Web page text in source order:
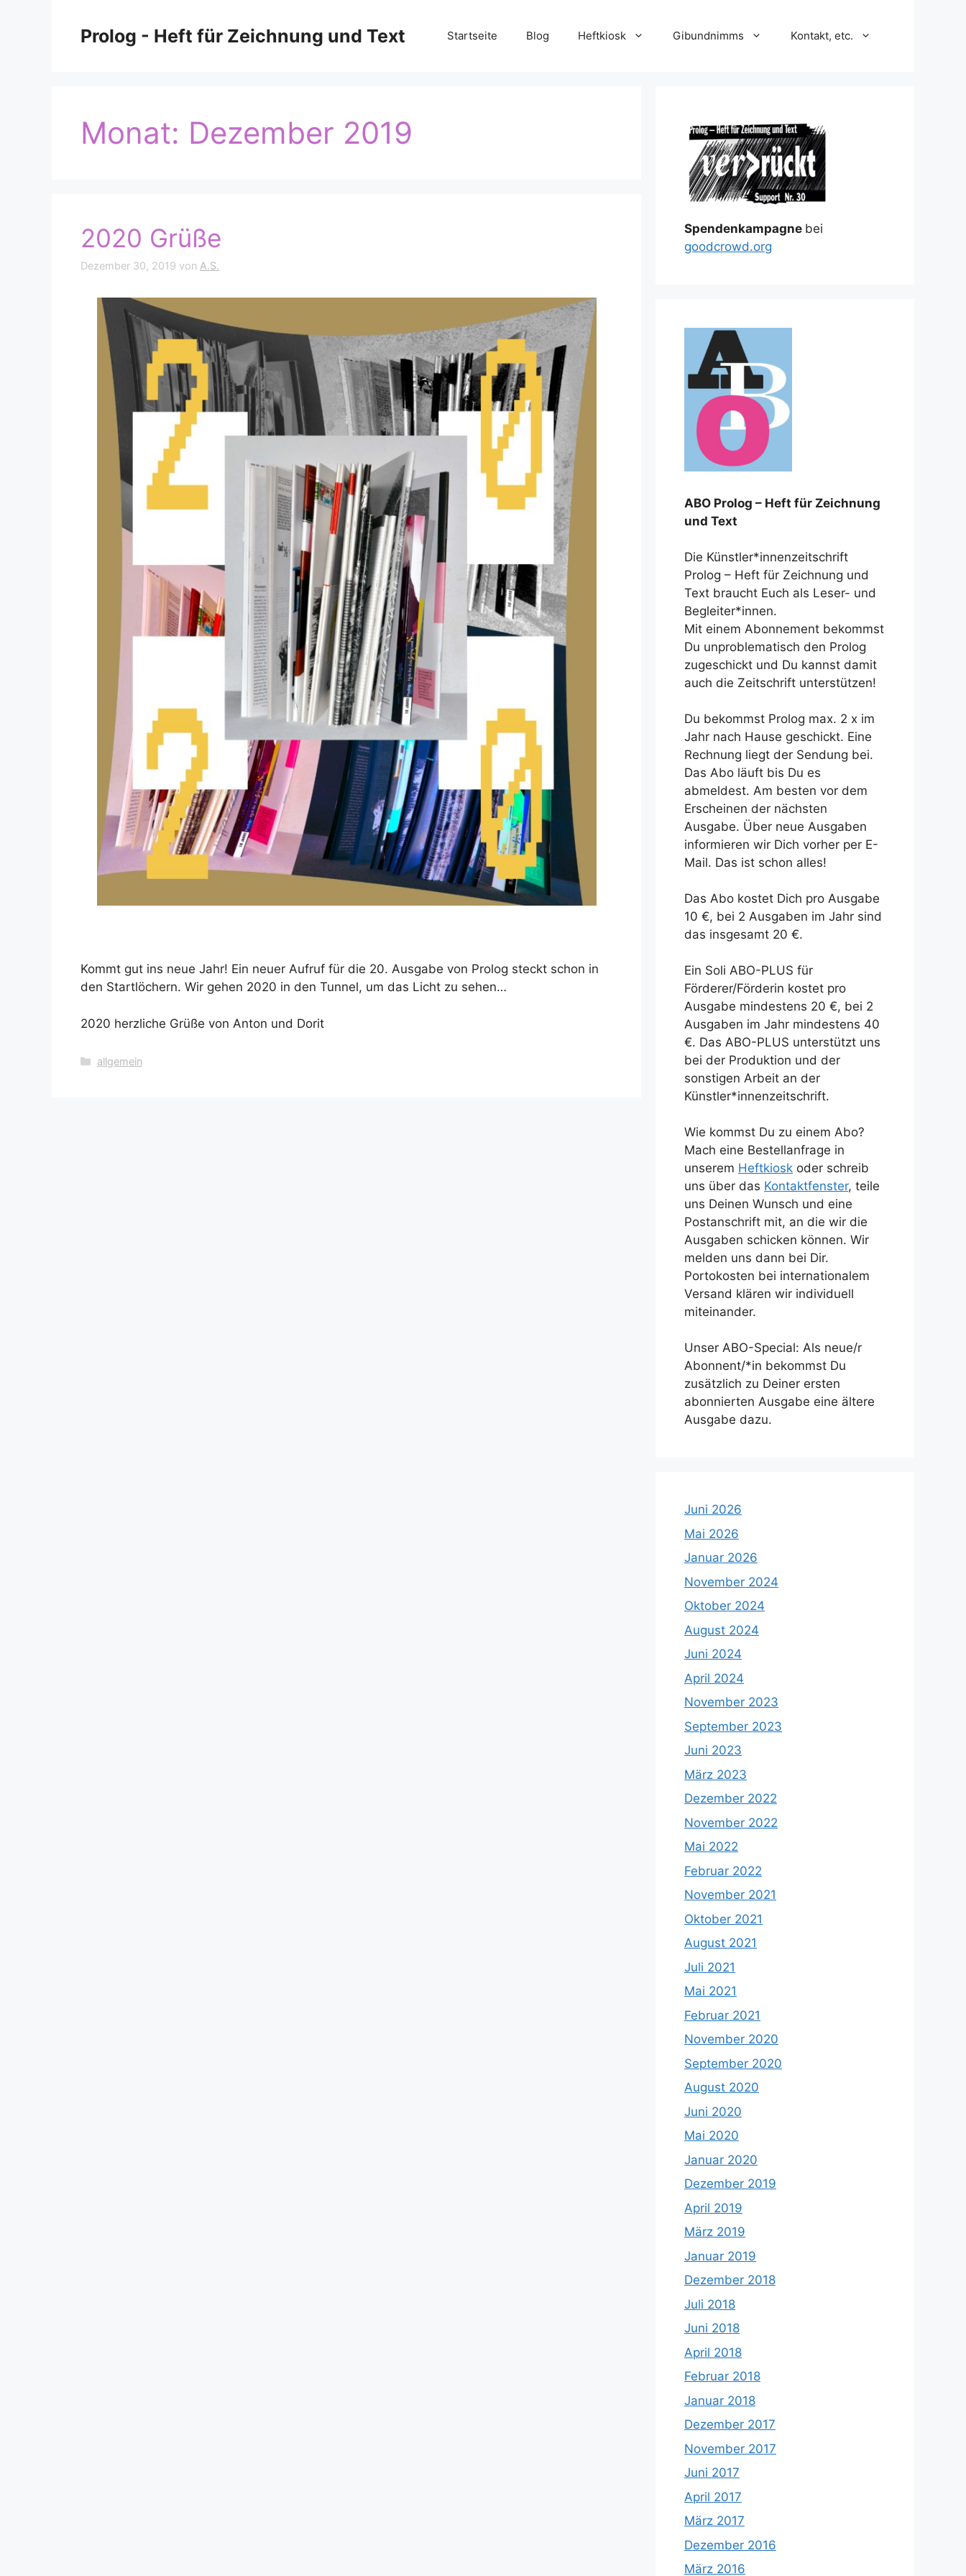
Prolog - Heft für Zeichnung und Text Startseite Blog Heftkiosk Gibundnimms Kontakt, etc.
Monat: Dezember 2019
2020 Grüße
Dezember 30, 2019 von A.S.
Kommt gut ins neue Jahr! Ein neuer Aufruf für die 20. Ausgabe von Prolog steckt schon in
den Startlöchern. Wir gehen 2020 in den Tunnel, um das Licht zu sehen…
2020 herzliche Grüße von Anton und Dorit
Kategorien
allgemein
Spendenkampagne bei
goodcrowd.org
ABO Prolog – Heft für Zeichnung
und Text
Die Künstler*innenzeitschrift
Prolog – Heft für Zeichnung und
Text braucht Euch als Leser- und
Begleiter*innen.
Mit einem Abonnement bekommst
Du unproblematisch den Prolog
zugeschickt und Du kannst damit
auch die Zeitschrift unterstützen!
Du bekommst Prolog max. 2 x im
Jahr nach Hause geschickt. Eine
Rechnung liegt der Sendung bei.
Das Abo läuft bis Du es
abmeldest. Am besten vor dem
Erscheinen der nächsten
Ausgabe. Über neue Ausgaben
informieren wir Dich vorher per E-
Mail. Das ist schon alles!
Das Abo kostet Dich pro Ausgabe
10 €, bei 2 Ausgaben im Jahr sind
das insgesamt 20 €.
Ein Soli ABO-PLUS für
Förderer/Förderin kostet pro
Ausgabe mindestens 20 €, bei 2
Ausgaben im Jahr mindestens 40
€. Das ABO-PLUS unterstützt uns
bei der Produktion und der
sonstigen Arbeit an der
Künstler*innenzeitschrift.
Wie kommst Du zu einem Abo?
Mach eine Bestellanfrage in
unserem Heftkiosk oder schreib
uns über das Kontaktfenster, teile
uns Deinen Wunsch und eine
Postanschrift mit, an die wir die
Ausgaben schicken können. Wir
melden uns dann bei Dir.
Portokosten bei internationalem
Versand klären wir individuell
miteinander.
Unser ABO-Special: Als neue/r
Abonnent/*in bekommst Du
zusätzlich zu Deiner ersten
abonnierten Ausgabe eine ältere
Ausgabe dazu.
Juni 2026
Mai 2026
Januar 2026
November 2024
Oktober 2024
August 2024
Juni 2024
April 2024
November 2023
September 2023
Juni 2023
März 2023
Dezember 2022
November 2022
Mai 2022
Februar 2022
November 2021
Oktober 2021
August 2021
Juli 2021
Mai 2021
Februar 2021
November 2020
September 2020
August 2020
Juni 2020
Mai 2020
Januar 2020
Dezember 2019
April 2019
März 2019
Januar 2019
Dezember 2018
Juli 2018
Juni 2018
April 2018
Februar 2018
Januar 2018
Dezember 2017
November 2017
Juni 2017
April 2017
März 2017
Dezember 2016
März 2016